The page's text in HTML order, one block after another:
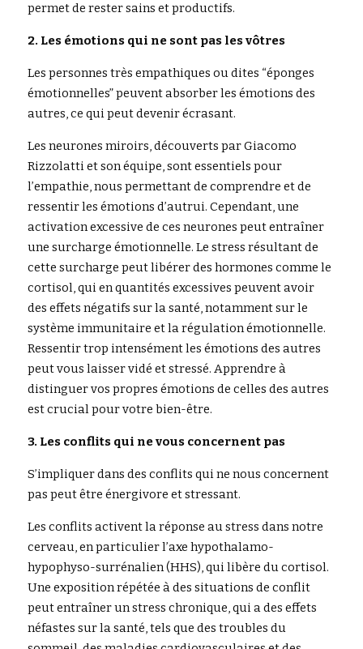
permet de rester sains et productifs.
2. Les émotions qui ne sont pas les vôtres
Les personnes très empathiques ou dites “éponges
émotionnelles” peuvent absorber les émotions des
autres, ce qui peut devenir écrasant.
Les neurones miroirs, découverts par Giacomo
Rizzolatti et son équipe, sont essentiels pour
l’empathie, nous permettant de comprendre et de
ressentir les émotions d’autrui. Cependant, une
activation excessive de ces neurones peut entraîner
une surcharge émotionnelle. Le stress résultant de
cette surcharge peut libérer des hormones comme le
cortisol, qui en quantités excessives peuvent avoir
des effets négatifs sur la santé, notamment sur le
système immunitaire et la régulation émotionnelle.
Ressentir trop intensément les émotions des autres
peut vous laisser vidé et stressé. Apprendre à
distinguer vos propres émotions de celles des autres
est crucial pour votre bien-être.
3. Les conflits qui ne vous concernent pas
S’impliquer dans des conflits qui ne nous concernent
pas peut être énergivore et stressant.
Les conflits activent la réponse au stress dans notre
cerveau, en particulier l’axe hypothalamo-
hypophyso-surrénalien (HHS), qui libère du cortisol.
Une exposition répétée à des situations de conflit
peut entraîner un stress chronique, qui a des effets
néfastes sur la santé, tels que des troubles du